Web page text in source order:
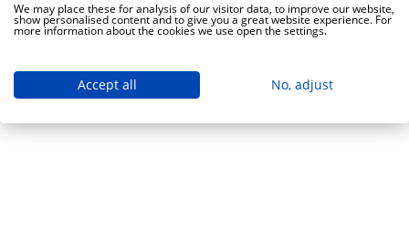
We may place these for analysis of our visitor data, to improve our website,
show personalised content and to give you a great website experience. For
more information about the cookies we use open the settings.
Accept all No, adjust